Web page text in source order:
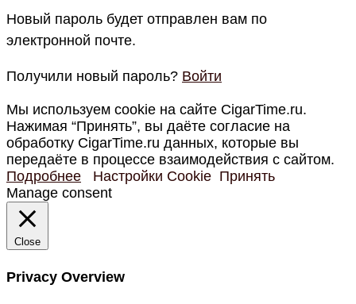
Новый пароль будет отправлен вам по
электронной почте.
Получили новый пароль? Войти
Мы используем cookie на сайте CigarTime.ru.
Нажимая “Принять”, вы даёте согласие на
обработку CigarTime.ru данных, которые вы
передаёте в процессе взаимодействия с сайтом.
Подробнее
Настройки Cookie Принять
Manage consent
Close
Privacy Overview